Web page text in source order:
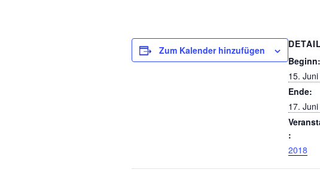
Zum Kalender hinzufügen
Beginn:
15.
Ende:
17.
:
2018